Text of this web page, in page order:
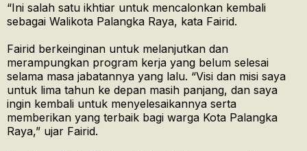
“Ini salah satu ikhtiar untuk mencalonkan kembali
sebagai Walikota Palangka Raya, kata Fairid.
Fairid berkeinginan untuk melanjutkan dan
merampungkan program kerja yang belum selesai
selama masa jabatannya yang lalu. “Visi dan misi saya
untuk lima tahun ke depan masih panjang, dan saya
ingin kembali untuk menyelesaikannya serta
memberikan yang terbaik bagi warga Kota Palangka
Raya,” ujar Fairid.